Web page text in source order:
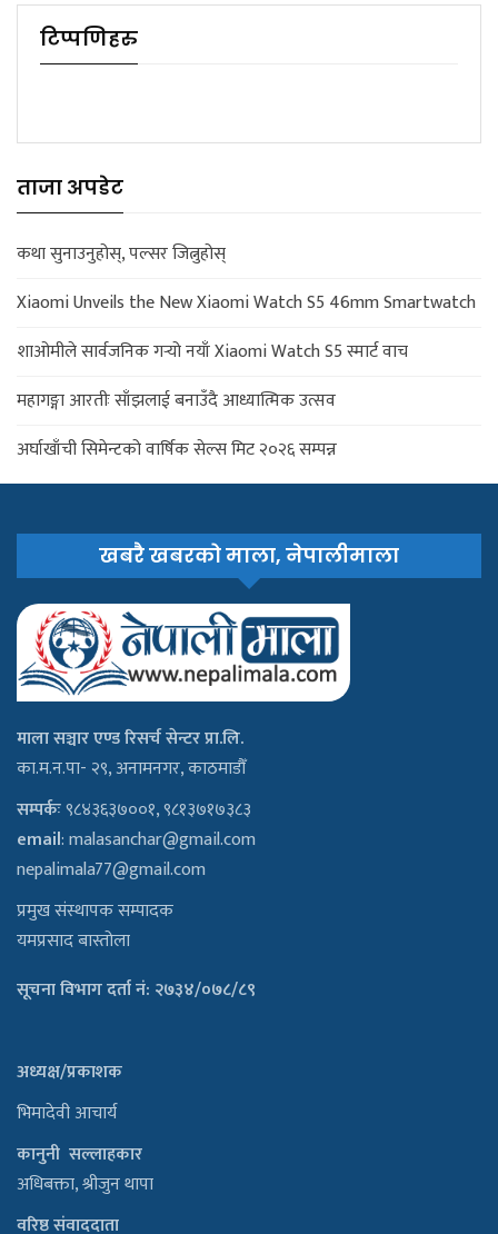
टिप्पणिहरु
ताजा अपडेट
कथा सुनाउनुहोस्, पल्सर जित्नुहोस्
Xiaomi Unveils the New Xiaomi Watch S5 46mm Smartwatch
शाओमीले सार्वजनिक गर्‍यो नयाँ Xiaomi Watch S5 स्मार्ट वाच
महागङ्गा आरतीः साँझलाई बनाउँदै आध्यात्मिक उत्सव
अर्घाखाँची सिमेन्टको वार्षिक सेल्स मिट २०२६ सम्पन्न
खबरै खबरको माला, नेपालीमाला
माला सञ्चार एण्ड रिसर्च सेन्टर प्रा.लि.
का.म.न.पा- २९, अनामनगर, काठमाडौँ
सम्पर्कः९८४३६३७००१, ९८१३७१७३८३
email:malasanchar@gmail.com
nepalimala77@gmail.com
प्रमुख संस्थापक सम्पादक
यमप्रसाद बास्तोला
सूचना विभाग दर्ता नं: २७३४/०७८/८९
अध्यक्ष/प्रकाशक
भिमादेवी आचार्य
कानुनी सल्लाहकार
अधिबक्ता, श्रीजुन थापा
वरिष्ठ संवाददाता